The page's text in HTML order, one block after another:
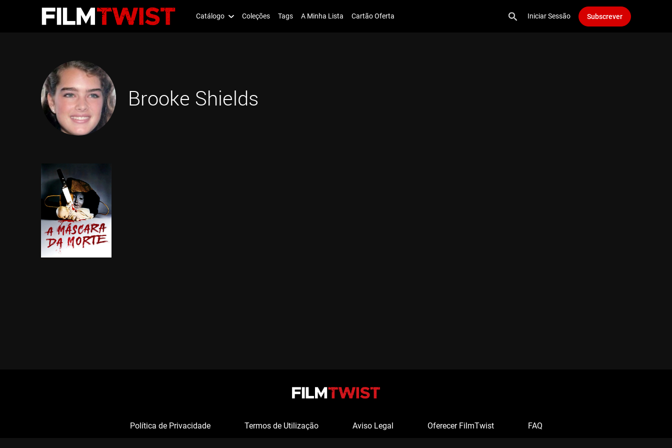
Catálogo Coleções Tags A Minha Lista Cartão Oferta Iniciar Sessão Subscrever
Brooke Shields
Política de Privacidade Termos de Utilização Aviso Legal Oferecer FilmTwist FAQ